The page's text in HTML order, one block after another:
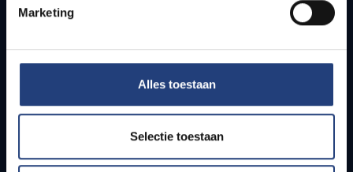
Marketing
Alles toestaan
Selectie toestaan
Students
PhD students
Teachers and secondary schools